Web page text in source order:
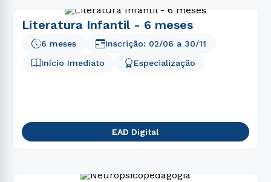
Literatura Infantil - 6 meses
6 meses
Início Imediato
Especialização
Inscrição: 02/06 a 30/11
EAD Digital